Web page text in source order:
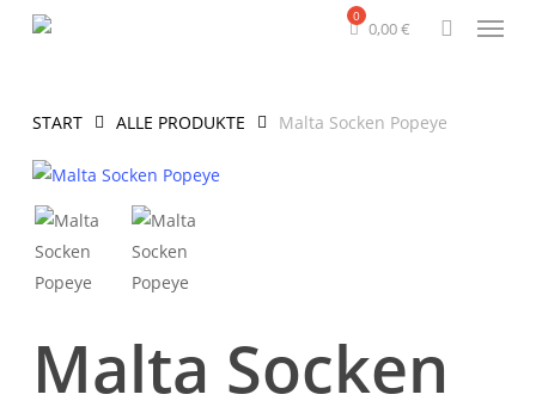
0,00€ Menu
START ALLE PRODUKTE Malta Socken Popeye
Malta Socken